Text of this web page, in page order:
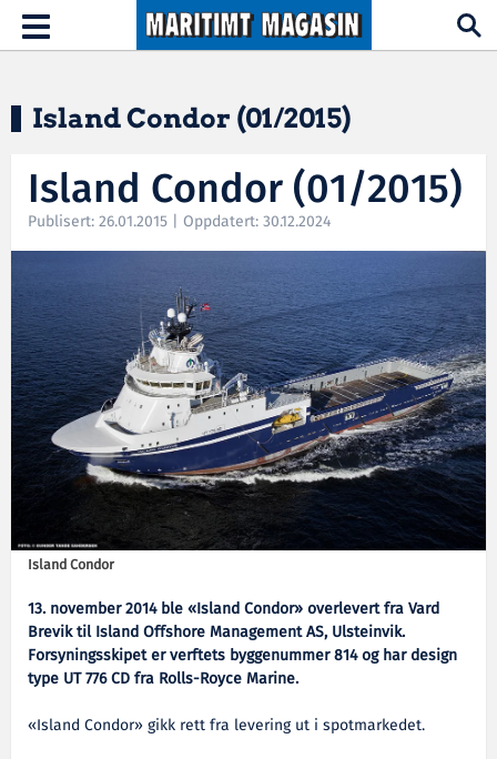
Hopp til hovedinnhold
Toggle
navigation
Island Condor (01/2015)
Island Condor (01/2015)
Publisert: 26.01.2015 | Oppdatert: 30.12.2024
Island Condor
13. november 2014 ble «Island Condor» overlevert fra Vard
Brevik til Island Offshore Management AS, Ulsteinvik.
Forsyningsskipet er verftets byggenummer 814 og har design
type UT 776 CD fra Rolls-Royce Marine.
«Island Condor» gikk rett fra levering ut i spotmarkedet.